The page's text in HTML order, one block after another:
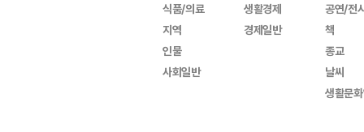
식품/의료
지역
인물
사회일반
생활경제
경제일반
공연/전
책
종교
날씨
생활문